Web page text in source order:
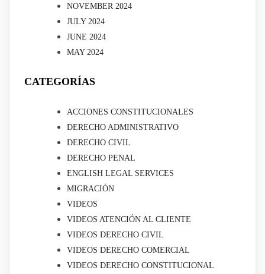
NOVEMBER 2024
JULY 2024
JUNE 2024
MAY 2024
CATEGORÍAS
ACCIONES CONSTITUCIONALES
DERECHO ADMINISTRATIVO
DERECHO CIVIL
DERECHO PENAL
ENGLISH LEGAL SERVICES
MIGRACIÓN
VIDEOS
VIDEOS ATENCIÓN AL CLIENTE
VIDEOS DERECHO CIVIL
VIDEOS DERECHO COMERCIAL
VIDEOS DERECHO CONSTITUCIONAL